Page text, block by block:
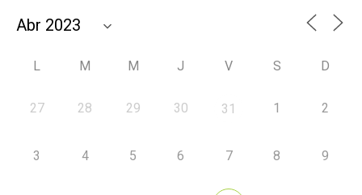
L M M J V S D
27 28 29 30 31 1 2
3 4 5 6 7 8 9